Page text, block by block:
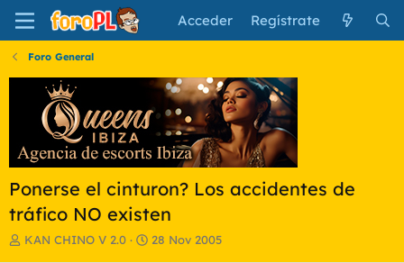
Acceder Regístrate
Foro General
Ponerse el cinturon? Los accidentes de
tráfico NO existen
IKAN CHINO V 2.0
F
28 Nov 2005